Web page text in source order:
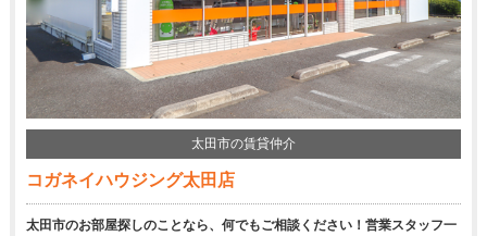
太田市の賃貸仲介
コガネイハウジング太田店
太田市のお部屋探しのことなら、何でもご相談ください！営業スタッフ一